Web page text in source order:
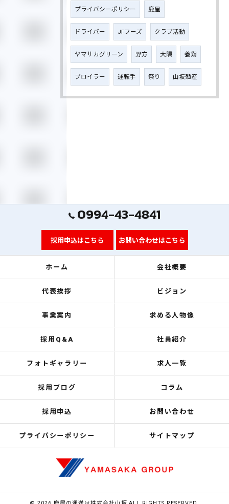
プライバシーポリシー 鹿屋
ドライバー JFフーズ クラブ活動
ヤマサカグリーン 野方 大隅 養鶏
ブロイラー 運転手 祭り 山坂殖産
0994-43-4841
採用申込はこちら お問い合わせはこちら
ホーム 会社概要
代表挨拶 ビジョン
事業案内 求める人物像
採用Q&A 社員紹介
フォトギャラリー 求人一覧
採用ブログ コラム
採用申込 お問い合わせ
プライバシーポリシー サイトマップ